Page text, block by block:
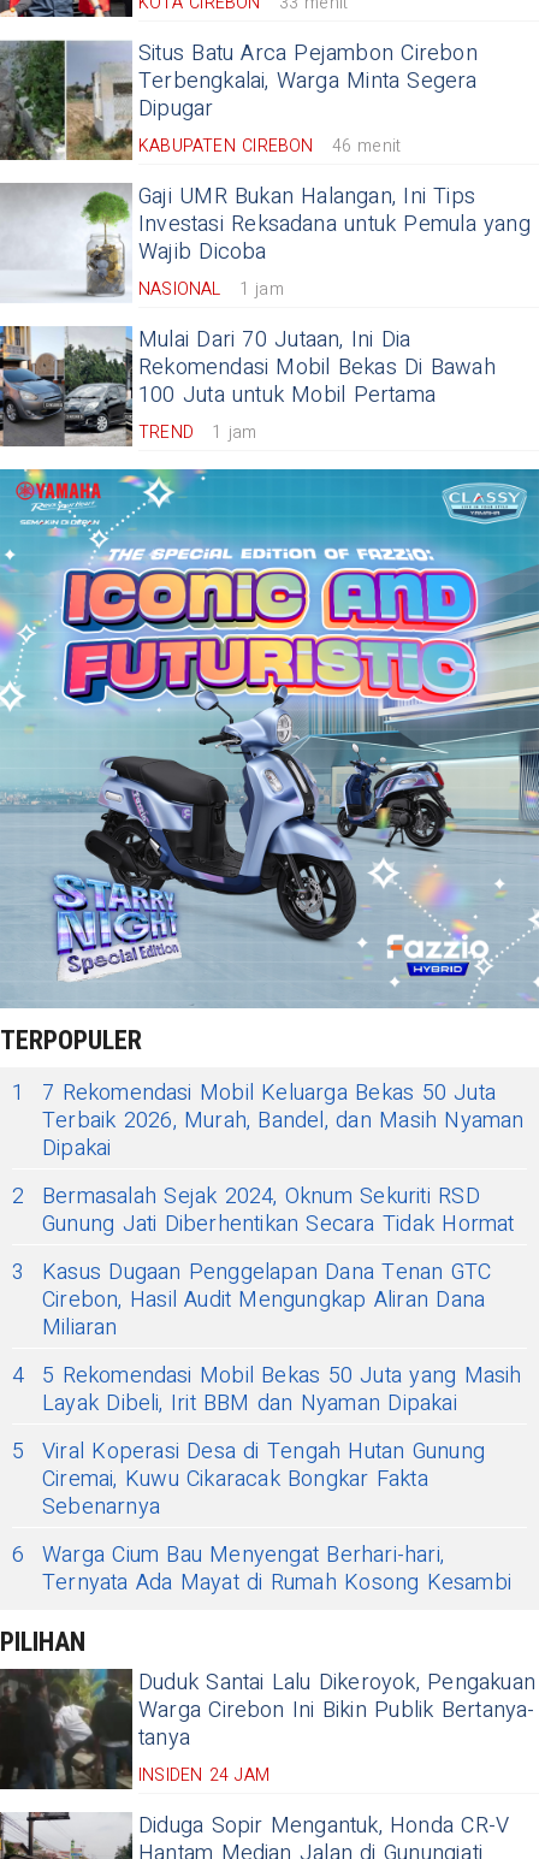
Situs Batu Arca Pejambon Cirebon
Terbengkalai, Warga Minta Segera
Dipugar
KABUPATEN CIREBON 46 menit
Gaji UMR Bukan Halangan, Ini Tips
Investasi Reksadana untuk Pemula yang
Wajib Dicoba
NASIONAL 1 jam
Mulai Dari 70 Jutaan, Ini Dia
Rekomendasi Mobil Bekas Di Bawah
100 Juta untuk Mobil Pertama
TREND 1 jam
TERPOPULER
1
7 Rekomendasi Mobil Keluarga Bekas 50 Juta
Terbaik 2026, Murah, Bandel, dan Masih Nyaman
Dipakai
2
Bermasalah Sejak 2024, Oknum Sekuriti RSD
Gunung Jati Diberhentikan Secara Tidak Hormat
3
Kasus Dugaan Penggelapan Dana Tenan GTC
Cirebon, Hasil Audit Mengungkap Aliran Dana
Miliaran
4 5 Rekomendasi Mobil Bekas 50 Juta yang Masih
Layak Dibeli, Irit BBM dan Nyaman Dipakai
5 Viral Koperasi Desa di Tengah Hutan Gunung
Ciremai, Kuwu Cikaracak Bongkar Fakta
Sebenarnya
6 Warga Cium Bau Menyengat Berhari-hari,
Ternyata Ada Mayat di Rumah Kosong Kesambi
PILIHAN
Duduk Santai Lalu Dikeroyok, Pengakuan
Warga Cirebon Ini Bikin Publik Bertanya-
tanya
INSIDEN 24 JAM
Diduga Sopir Mengantuk, Honda CR-V